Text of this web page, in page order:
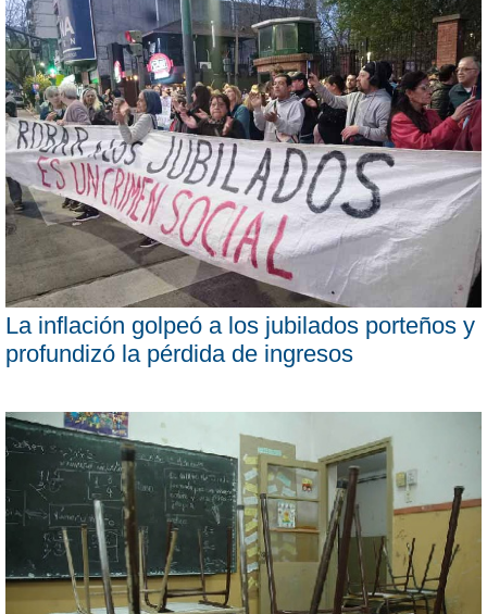
La inflación golpeó a los jubilados porteños y
profundizó la pérdida de ingresos